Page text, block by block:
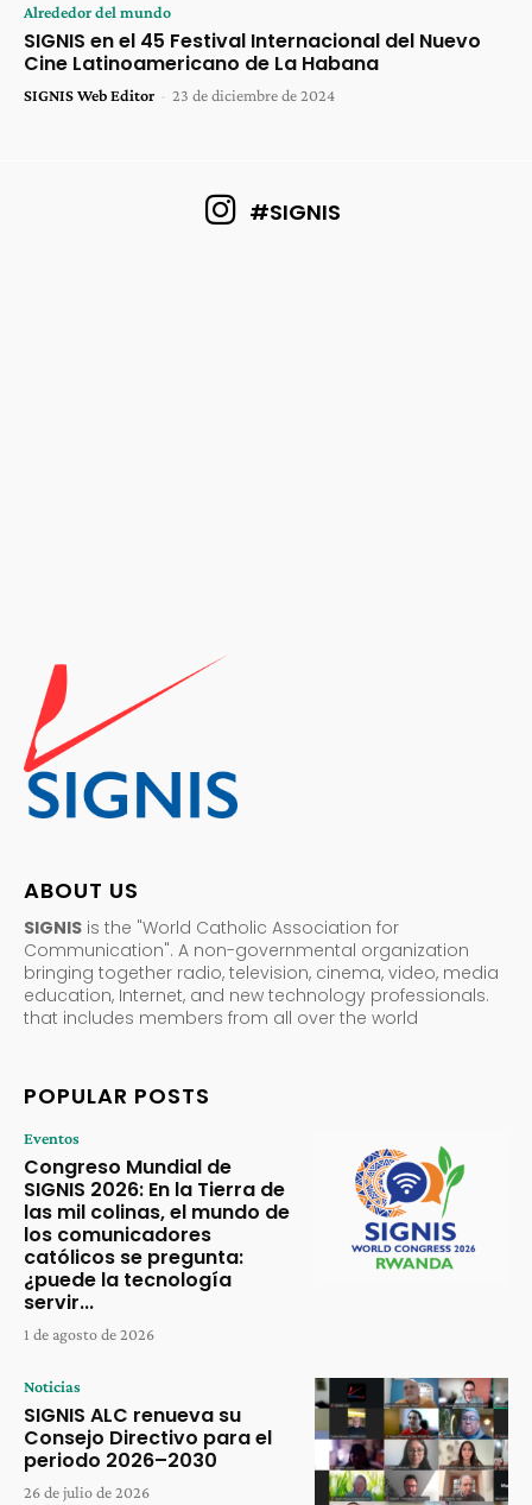
Alrededor del mundo
SIGNIS en el 45 Festival Internacional del Nuevo
Cine Latinoamericano de La Habana
SIGNIS Web Editor - 23 de diciembre de 2024
#SIGNIS
ABOUT US
SIGNIS is the "World Catholic Association for
Communication". A non-governmental organization
bringing together radio, television, cinema, video, media
education, Internet, and new technology professionals.
that includes members from all over the world
POPULAR POSTS
Eventos
Congreso Mundial de
SIGNIS 2026: En la Tierra de
las mil colinas, el mundo de
los comunicadores
católicos se pregunta:
¿puede la tecnología
servir...
1 de agosto de 2026
Noticias
SIGNIS ALC renueva su
Consejo Directivo para el
periodo 2026–2030
26 de julio de 2026